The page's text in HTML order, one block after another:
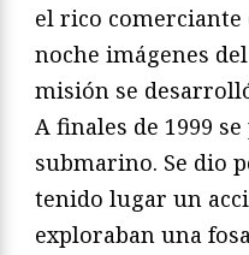
el rico comerciante
noche imágenes
misión se
A finales de 1999
submarino. Se dio
tenido lugar un
exploraban una